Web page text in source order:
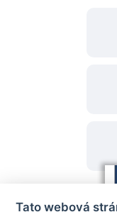
Tato webová